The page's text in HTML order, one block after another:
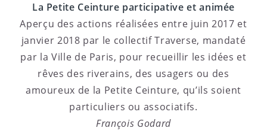
La Petite Ceinture participative et animée
Aperçu des actions réalisées entre juin 2017 et
janvier 2018 par le collectif Traverse, mandaté
par la Ville de Paris, pour recueillir les idées et
rêves des riverains, des usagers ou des
amoureux de la Petite Ceinture, qu’ils soient
particuliers ou associatifs.
François Godard